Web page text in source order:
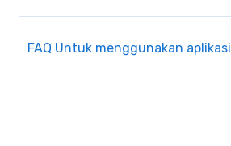
FAQ Untuk menggunakan aplikasi